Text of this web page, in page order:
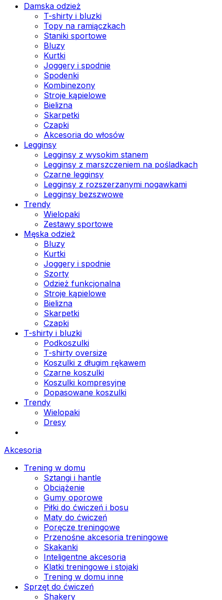
Damska odzież
T-shirty i bluzki
Topy na ramiączkach
Staniki sportowe
Bluzy
Kurtki
Joggery i spodnie
Spodenki
Kombinezony
Stroje kąpielowe
Bielizna
Skarpetki
Czapki
Akcesoria do włosów
Legginsy
Legginsy z wysokim stanem
Legginsy z marszczeniem na pośladkach
Czarne legginsy
Legginsy z rozszerzanymi nogawkami
Legginsy bezszwowe
Trendy
Wielopaki
Zestawy sportowe
Męska odzież
Bluzy
Kurtki
Joggery i spodnie
Szorty
Odzież funkcjonalna
Stroje kąpielowe
Bielizna
Skarpetki
Czapki
T-shirty i bluzki
Podkoszulki
T-shirty oversize
Koszulki z długim rękawem
Czarne koszulki
Koszulki kompresyjne
Dopasowane koszulki
Trendy
Wielopaki
Dresy
Akcesoria
Trening w domu
Sztangi i hantle
Obciążenie
Gumy oporowe
Piłki do ćwiczeń i bosu
Maty do ćwiczeń
Poręcze treningowe
Przenośne akcesoria treningowe
Skakanki
Inteligentne akcesoria
Klatki treningowe i stojaki
Trening w domu inne
Sprzęt do ćwiczeń
Shakery